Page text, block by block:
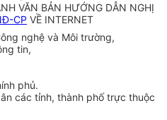
VĂN BẢN HƯỚNG DẪN NGHỊ
CP VỀ INTERNET
nghệ và Môi trường,
tin,
phủ.
các tỉnh, thành phố trực thuộc